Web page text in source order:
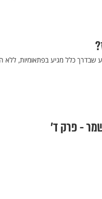
שבדרך כלל מגיע בפתאומיות, ללא
- פרק ד'